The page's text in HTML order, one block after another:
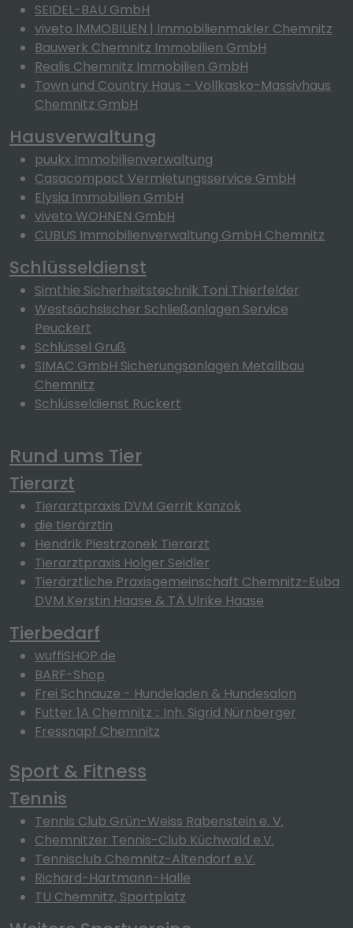
SEIDEL-BAU GmbH
viveto IMMOBILIEN | Immobilienmakler Chemnitz
Bauwerk Chemnitz Immobilien GmbH
Realis Chemnitz Immobilien GmbH
Town und Country Haus - Vollkasko-Massivhaus
Chemnitz GmbH
Hausverwaltung
puukx Immobilienverwaltung
Casacompact Vermietungsservice GmbH
Elysia Immobilien GmbH
viveto WOHNEN GmbH
CUBUS Immobilienverwaltung GmbH Chemnitz
Schlüsseldienst
Simthie Sicherheitstechnik Toni Thierfelder
Westsächsischer Schließanlagen Service
Peuckert
Schlüssel Gruß
SIMAC GmbH Sicherungsanlagen Metallbau
Chemnitz
Schlüsseldienst Rückert
Rund ums Tier
Tierarzt
Tierarztpraxis DVM Gerrit Kanzok
die tierärztin
Hendrik Piestrzonek Tierarzt
Tierarztpraxis Holger Seidler
Tierärztliche Praxisgemeinschaft Chemnitz-Euba
DVM Kerstin Haase & TÄ Ulrike Haase
Tierbedarf
wuffiSHOP.de
BARF-Shop
Frei Schnauze - Hundeladen & Hundesalon
Futter 1A Chemnitz :: Inh. Sigrid Nürnberger
Fressnapf Chemnitz
Sport & Fitness
Tennis
Tennis Club Grün-Weiss Rabenstein e. V.
Chemnitzer Tennis-Club Küchwald e.V.
Tennisclub Chemnitz-Altendorf e.V.
Richard-Hartmann-Halle
TU Chemnitz, Sportplatz